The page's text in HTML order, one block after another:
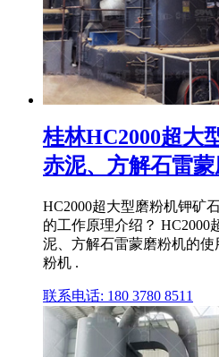
桂林HC2000超大
赤泥、方解石雷蒙
HC2000超大型磨粉机钾矿
的工作原理介绍？ HC2000
泥、方解石雷蒙磨粉机的使
粉机 .
联系电话: 180 3780 8511